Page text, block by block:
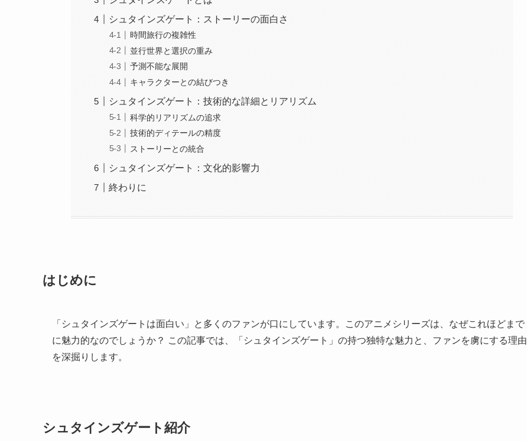
シュタインズゲート：ストーリーの面白さ
時間旅行の複雑性
並行世界と選択の重み
予測不能な展開
キャラクターとの結びつき
シュタインズゲート：技術的な詳細とリアリズム
科学的リアリズムの追求
技術的ディテールの精度
ストーリーとの統合
シュタインズゲート：文化的影響力
終わりに
はじめに
「シュタインズゲートは面白い」と多くのファンが口にしています。このアニメシリーズは、なぜこれほどまで
に魅力的なのでしょうか？ この記事では、「シュタインズゲート」の持つ独特な魅力と、ファンを虜にする理由
を深掘りします。
シュタインズゲート紹介